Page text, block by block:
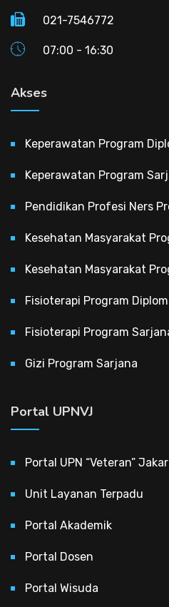
021-7546772
07:00 - 16:30
Akses
Keperawatan Program
Keperawatan Program
Pendidikan Profesi Ners
Kesehatan Masyarakat
Kesehatan Masyarakat
Fisioterapi Program
Fisioterapi Program
Gizi Program Sarjana
Portal UPNVJ
Portal UPN “Veteran”
Unit Layanan Terpadu
Portal Akademik
Portal Dosen
Portal Wisuda